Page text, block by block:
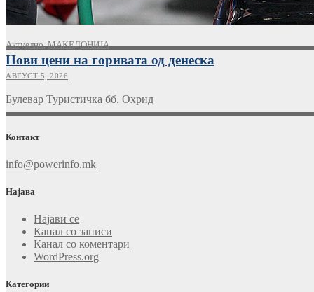
Актуелно,МАКЕДОНИЈА
Нови цени на горивата од денеска
АВГУСТ 5, 2026
Булевар Туристичка бб. Охрид
Контакт
info@powerinfo.mk
Најава
Најави се
Канал со записи
Канал со коментари
WordPress.org
Категории